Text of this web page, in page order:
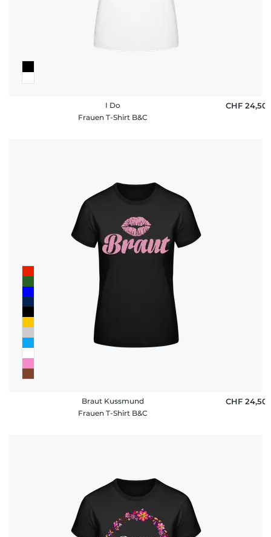
I Do
Frauen T-Shirt B&C
CHF 24,50
Braut Kussmund
Frauen T-Shirt B&C
CHF 24,50